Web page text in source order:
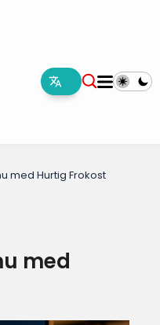
med Hurtig Frokost
med